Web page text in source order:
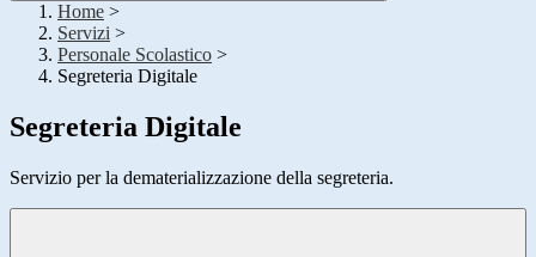
Home >
Servizi >
Personale Scolastico >
Segreteria Digitale
Segreteria Digitale
Servizio per la dematerializzazione della segreteria.